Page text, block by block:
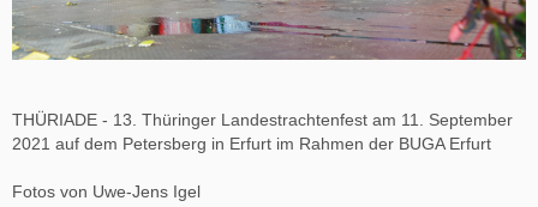
THÜRIADE - 13. Thüringer Landestrachtenfest am 11. September
2021 auf dem Petersberg in Erfurt im Rahmen der BUGA Erfurt
Fotos von Uwe-Jens Igel